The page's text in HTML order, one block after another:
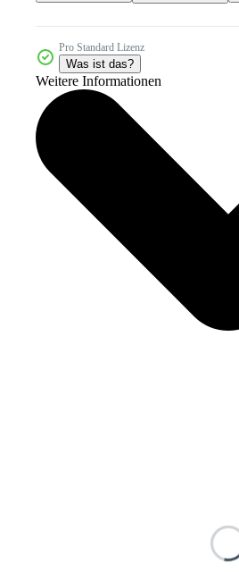
Pro Standard Lizenz
Was ist das?
Weitere Informationen